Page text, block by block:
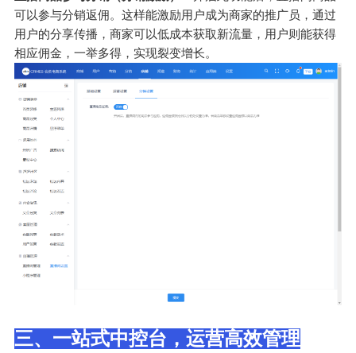
可以参与分销返佣。这样能激励用户成为商家的推广员，通过
用户的分享传播，商家可以低成本获取新流量，用户则能获得
相应佣金，一举多得，实现裂变增长。
三、一站式中控台，运营高效管理